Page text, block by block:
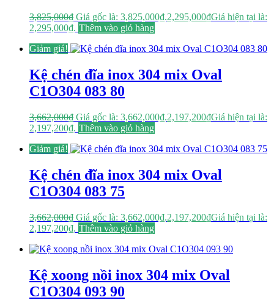
3,825,000₫ Giá gốc là: 3,825,000₫.2,295,000₫Giá hiện tại là:
2,295,000₫. Thêm vào giỏ hàng
Giảm giá!
Kệ chén đĩa inox 304 mix Oval
C1O304 083 80
3,662,000₫ Giá gốc là: 3,662,000₫.2,197,200₫Giá hiện tại là:
2,197,200₫. Thêm vào giỏ hàng
Giảm giá!
Kệ chén đĩa inox 304 mix Oval
C1O304 083 75
3,662,000₫ Giá gốc là: 3,662,000₫.2,197,200₫Giá hiện tại là:
2,197,200₫. Thêm vào giỏ hàng
Kệ xoong nồi inox 304 mix Oval
C1O304 093 90